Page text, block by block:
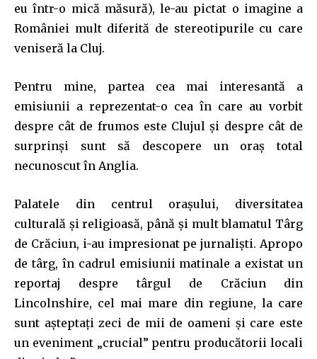
Join our community of
SUBSCRIBERS and be part of the
conversation.
eu într-o mică măsură), le-au pictat o imagine a
României mult diferită de stereotipurile cu care
veniseră la Cluj.
Pentru mine, partea cea mai interesantă a
emisiunii a reprezentat-o cea în care au vorbit
despre cât de frumos este Clujul şi despre cât de
surprinşi sunt să descopere un oraş total
necunoscut în Anglia.
Palatele din centrul oraşului, diversitatea
culturală şi religioasă, până şi mult blamatul Târg
de Crăciun, i-au impresionat pe jurnalişti. Apropo
de târg, în cadrul emisiunii matinale a existat un
reportaj despre târgul de Crăciun din
Lincolnshire, cel mai mare din regiune, la care
sunt aşteptaţi zeci de mii de oameni şi care este
un eveniment „crucial” pentru producătorii locali